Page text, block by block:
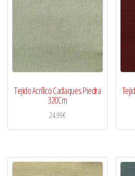
Tejido Acrílico Cadaques Piedra
320Cm
24,99€